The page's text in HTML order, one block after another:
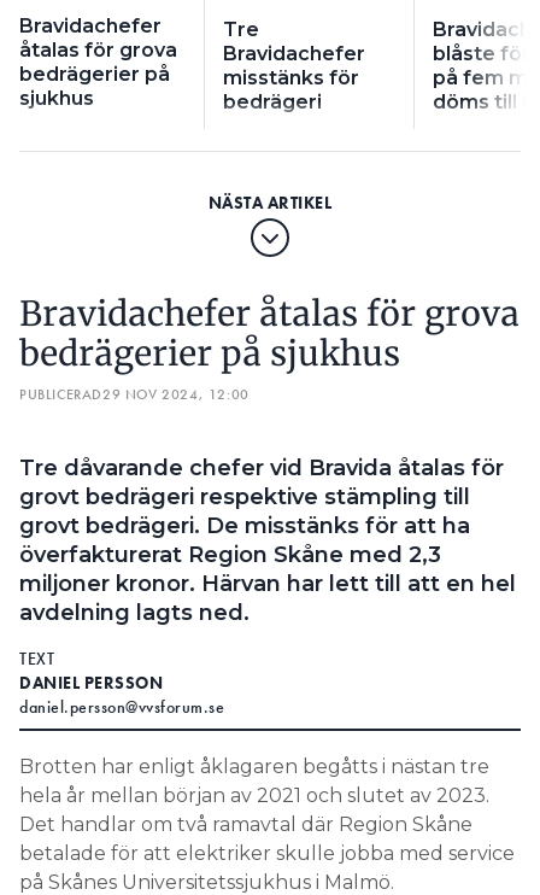
fram att deras fullgörandeförsäkring inte gällde. Av
Halmstads kommun hade HA Bygg fått i uppdrag
att bygga Söderskolan till ett värde av 429 miljoner
kronor. I Laholm fanns mistankar om att HA Bygg
använt sig av en falsk bankgaranti. Misstanken har
fått Laholmshem att polisanmäla företaget.
LADDBOXJÄTTE LÄGGS NED
falska dokument för att vinna en annan
upphandling, om Tullbroskolan, det rapporterar
Hallands Nyheter.
Bravidachefer
åtalas för grova
bedrägerier på
sjukhus
Tre
Bravidachefer
misstänks för
bedrägeri
blåste
på fem
döms till
Bravidachefer åtalas för grova
bedrägerier på sjukhus
PUBLICERAD29 NOV 2024, 12:00
Tre dåvarande chefer vid Bravida åtalas för
grovt bedrägeri respektive stämpling till
grovt bedrägeri. De misstänks för att ha
överfakturerat Region Skåne med 2,3
miljoner kronor. Härvan har lett till att en hel
avdelning lagts ned.
TEXT
DANIEL PERSSON
daniel.persson@vvsforum.se
Brotten har enligt åklagaren begåtts i nästan tre
hela år mellan början av 2021 och slutet av 2023.
Det handlar om två ramavtal där Region Skåne
betalade för att elektriker skulle jobba med service
på Skånes Universitetssjukhus i Malmö.